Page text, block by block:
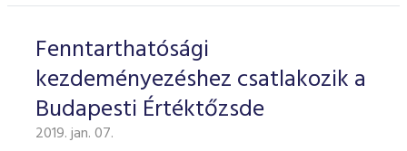
Fenntarthatósági
kezdeményezéshez csatlakozik a
Budapesti Értéktőzsde
2019. jan. 07.